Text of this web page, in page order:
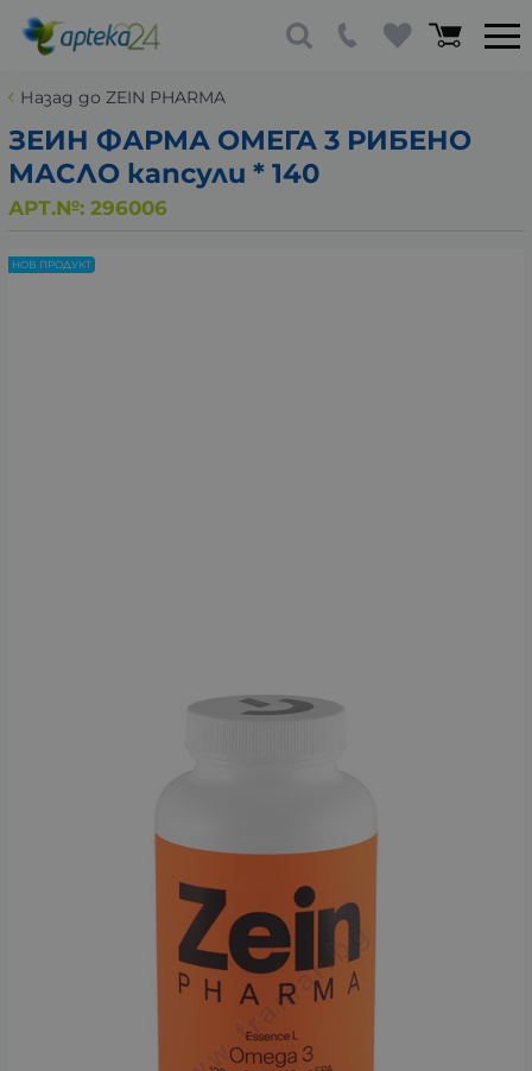
Назад до ZEIN PHARMA
ЗЕИН ФАРМА ОМЕГА 3 РИБЕНО
МАСЛО капсули * 140
АРТ.№: 296006
НОВ ПРОДУКТ